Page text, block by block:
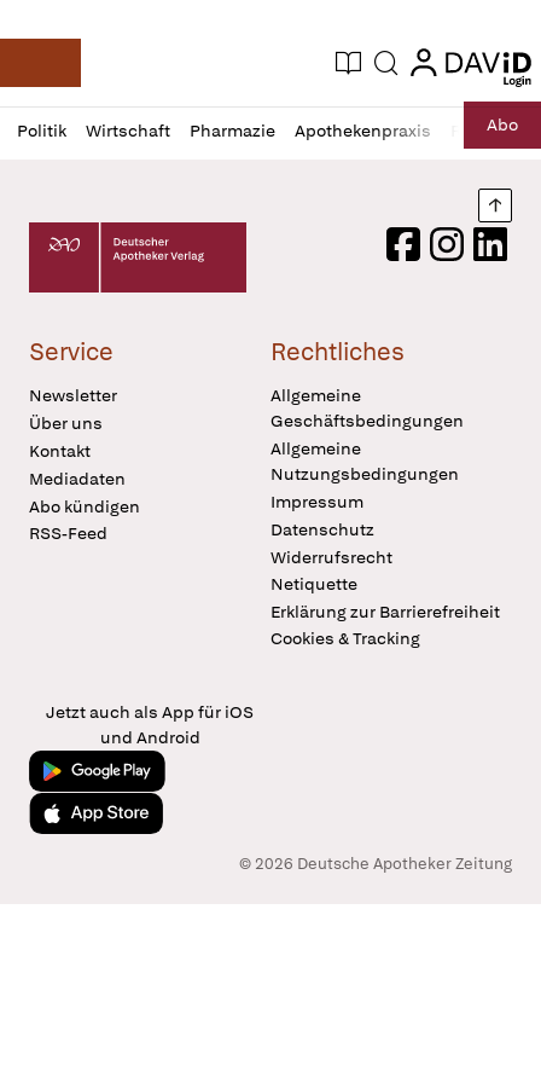
Deutsche Apotheker Zeitung
Aktuelle Ausgabe
Suche login
login
Politik Wirtschaft Pharmazie Apothekenpraxis RechtAbo
Profil
öffnen
Daz
Pur
Deutscher Apotheker Verlag Logo
FacebookInstagram
Service
Newsletter
Über uns
Kontakt
Mediadaten
Abo kündigen
RSS-Feed
Rechtliches
Allgemeine
Geschäftsbedingungen
Allgemeine
Nutzungsbedingungen
Impressum
Datenschutz
Widerrufsrecht
Netiquette
Erklärung zur Barrierefreiheit
Cookies & Tracking
Jetzt auch als App für iOS
und Android
Jetzt bei Google Play
Laden im App Store
© 2026 Deutsche Apotheker Zeitung